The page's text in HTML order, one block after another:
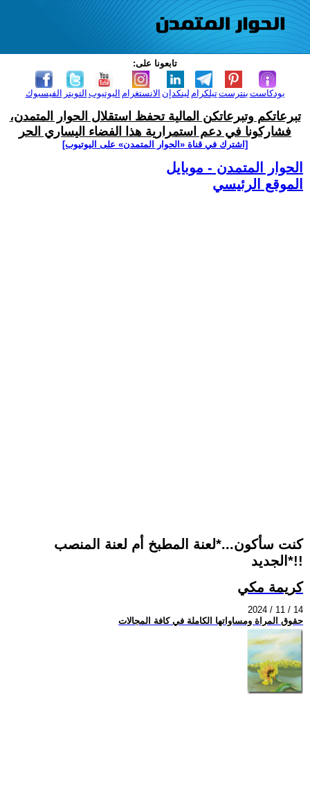
تابعونا على:
الفيسبوك التويتر اليوتيوب الانستغرام لينكدإن تيلكرامبنترست بودكاست
تبرعاتكم وتبرعاتكن المالية تحفظ استقلال الحوار المتمدن،
فشاركونا في دعم استمرارية هذا الفضاء اليساري الحر
[اشترك في قناة ‫«الحوار المتمدن» على اليوتيوب]
الحوار المتمدن - موبايل
الموقع الرئيسي
كنت سأكون...*لعنة المطبخ أم لعنة المنصب
الجديد*!!
كريمة مكي
2024 / 11 / 14
حقوق المراة ومساواتها الكاملة في كافة المجالات